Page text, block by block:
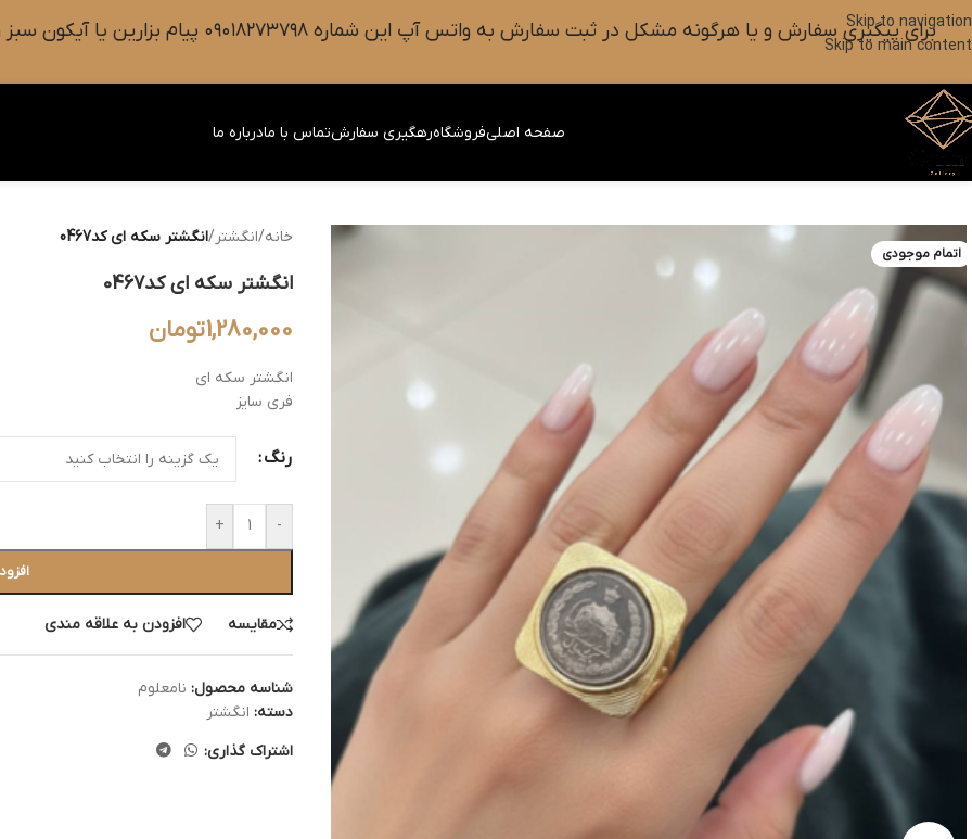
Skip to navigation
Skip to main content
برای پیگیری سفارش و یا هرگونه مشکل در ثبت سفارش به واتس آپ این شماره ۰۹۰۱۸۲۷۳۷۹۸ پیام بزارین یا آیکون سبز رنگ واتس آپ روی صفحه را فشار دهید.
صفحه اصلیفروشگاهرهگیری سفارشتماس با مادرباره ما
اتمام موجودی
خانه/انگشتر/انگشتر سکه ای کد0467
انگشتر سکه ای کد0467
1,280,000تومان
انگشتر سکه ای
فری سایز
رنگ
-
+
مقایسه افزودن به علاقه مندی
شناسه محصول: نامعلوم
دسته: انگشتر
اشتراک گذاری: